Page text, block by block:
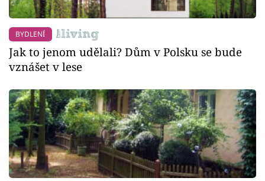
BYDLENÍ
Jak to jenom udělali? Dům v Polsku se bude
vznášet v lese